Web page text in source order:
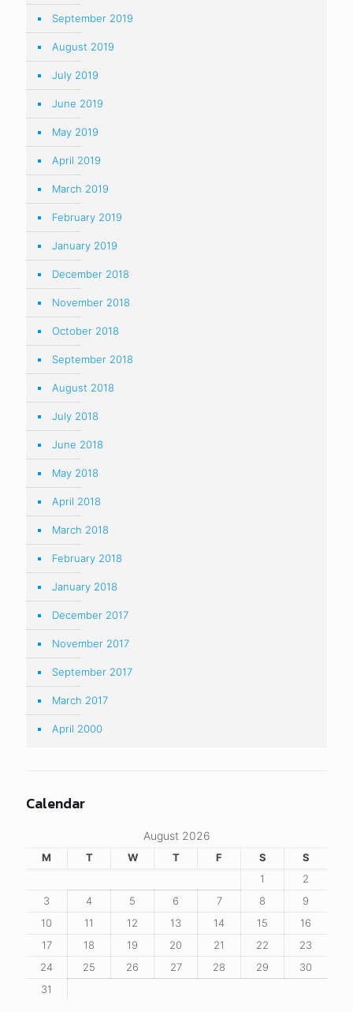
September 2019
August 2019
July 2019
June 2019
May 2019
April 2019
March 2019
February 2019
January 2019
December 2018
November 2018
October 2018
September 2018
August 2018
July 2018
June 2018
May 2018
April 2018
March 2018
February 2018
January 2018
December 2017
November 2017
September 2017
March 2017
April 2000
Calendar
August 2026
M T W T F S
S
1
2
3
4 5 6 7 8
9
10
11 12 13 14 15
16
17
18 19 20 21 22
23
24
25 26 27 28 29
30
31